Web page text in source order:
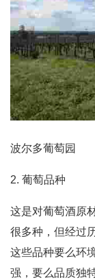
波尔多葡萄园
2. 葡萄品种
这是对葡萄酒原
很多种，但经过
这些品种要么环
强，要么品质独